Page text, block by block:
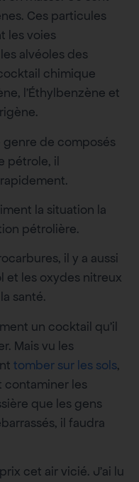
Ces particules
les voies
alvéoles des
chimique
l’Éthylbenzène et
genre de composés
pétrole, il
la situation la
pétrolière.
il y a aussi
et les oxydes nitreux
santé.
un cocktail qu’il
Mais vu les
tomber sur les sols,
contaminer les
que les gens
il faudra
cet air vicié. J’ai lu